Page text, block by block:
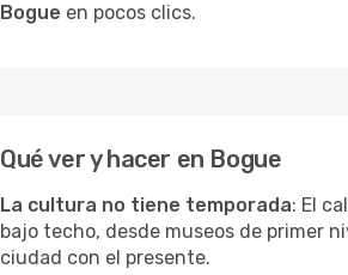
Bogue en pocos clics.
Qué ver y hacer en Bogue
La cultura no tiene temporada: El
bajo techo, desde museos de primer
ciudad con el presente.